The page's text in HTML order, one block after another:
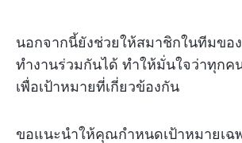
นอกจากนี้ยังช่วยให้สมาชิกในทีมขอ
ทำงานร่วมกันได้ ทำให้มั่นใจว่าทุกค
เพื่อเป้าหมายที่เกี่ยวข้องกัน
ขอแนะนำให้คุณกำหนดเป้าหมายเฉ